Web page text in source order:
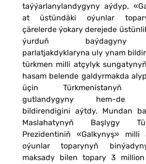
taýýarlanylandygyny aýdyp,
at üstündäki oýunlar
çärelerde ýokary derejede
ýurduň baýdagyny
parlatjakdyklaryna uly ynam
türkmen milli atçylyk
hasam belende galdyrmakda
üçin Türkmenistanyň
gutlandygyny hem-de
bildirendigini aýtdy. Mundan
Maslahatynyň Başlygy
Prezidentiniň «Galkynyş»
oýunlar toparynyň
maksady bilen topary 3